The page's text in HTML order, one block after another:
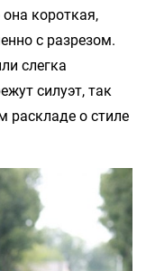
короткая,
с разрезом.
слегка
силуэт, так
раскладе о стиле